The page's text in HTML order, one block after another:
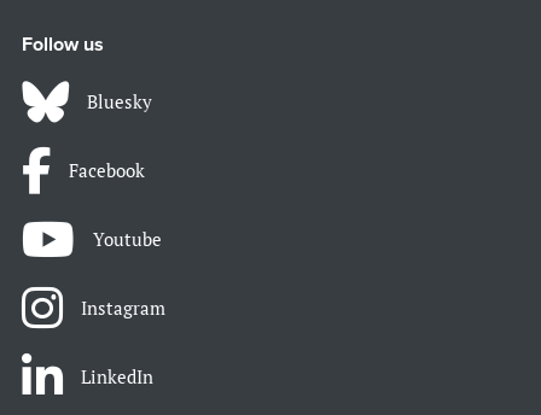
Follow us
Bluesky
Facebook
Youtube
Instagram
LinkedIn